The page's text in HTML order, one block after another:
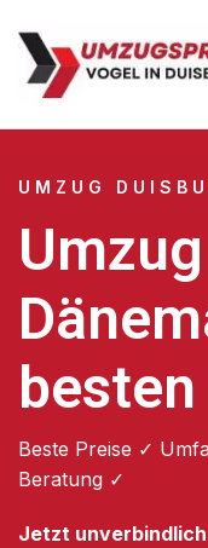
UMZUG
Beste Preise ✓
Beratung ✓
Jetzt